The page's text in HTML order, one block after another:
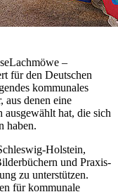
–
für den Deutschen
kommunales
aus denen eine
hat, die sich
haben.
Holstein,
und Praxis-
zu unterstützen.
für kommunale